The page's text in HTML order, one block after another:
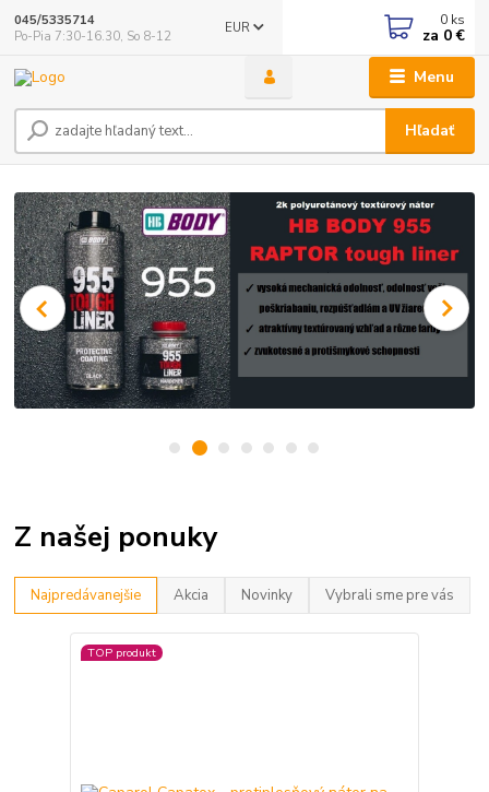
Menu
EUR
Hľadať
045/5335714
Po-Pia 7:30-16.30, So 8-12
0 ks
za 0 €
Z našej ponuky
Najpredávanejšie Akcia Novinky Vybrali sme pre vás
TOP produkt